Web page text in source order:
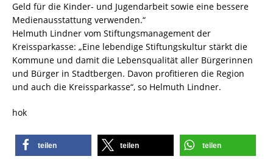
Geld für die Kinder- und Jugendarbeit sowie eine bessere
Medienausstattung verwenden.“
Helmuth Lindner vom Stiftungsmanagement der
Kreissparkasse: „Eine lebendige Stiftungskultur stärkt die
Kommune und damit die Lebensqualität aller Bürgerinnen
und Bürger in Stadtbergen. Davon profitieren die Region
und auch die Kreissparkasse“, so Helmuth Lindner.
hok
teilen teilen teilen